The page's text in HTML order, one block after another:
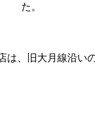
た。
は、旧大月線沿い